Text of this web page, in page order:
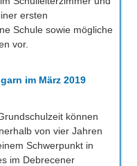
ersten
Schule sowie mögliche
vor.
können
von vier Jahren
Schwerpunkt in
im Debrecener